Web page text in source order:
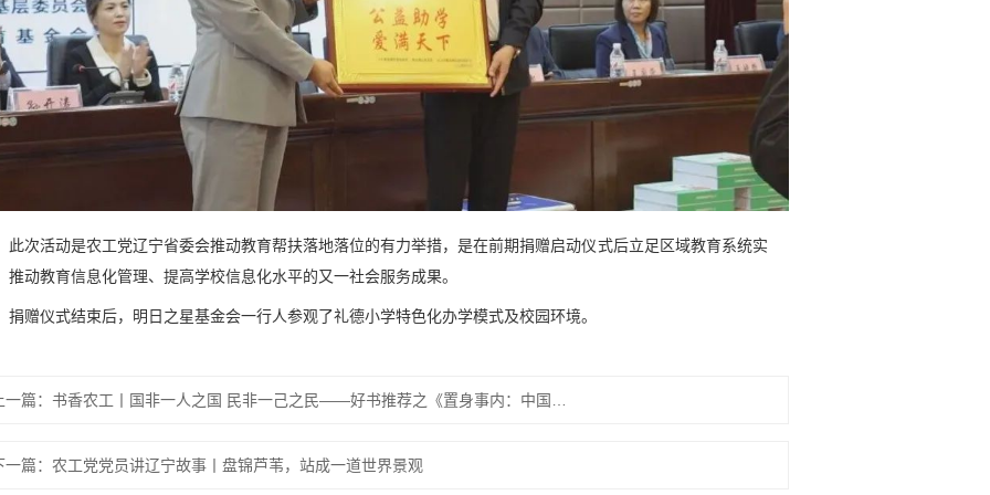
此次活动是农工党辽宁省委会推动教育帮扶落地落位的有力举措，是在前期捐赠启动仪式后立足区域教育系统实
推动教育信息化管理、提高学校信息化水平的又一社会服务成果。
捐赠仪式结束后，明日之星基金会一行人参观了礼德小学特色化办学模式及校园环境。
一篇：农工党党员讲辽宁故事丨盘锦芦苇，站成一道世界景观